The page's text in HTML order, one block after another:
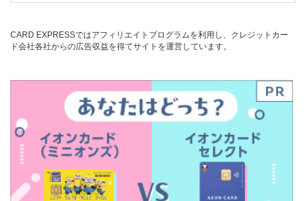
CARD EXPRESSではアフィリエイトプログラムを利用し、クレジットカー
ド会社各社からの広告収益を得てサイトを運営しています。